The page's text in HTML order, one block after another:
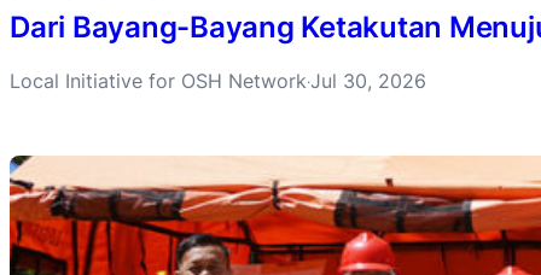
Dari Bayang-Bayang Ketakutan
Local Initiative for OSH Network·Jul 30, 2026